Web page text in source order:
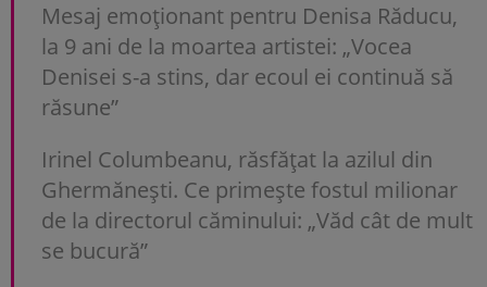
Mesaj emoționant pentru Denisa Răducu,
la 9 ani de la moartea artistei: „Vocea
Denisei s-a stins, dar ecoul ei continuă să
răsune”
Irinel Columbeanu, răsfățat la azilul din
Ghermănești. Ce primește fostul milionar
de la directorul căminului: „Văd cât de mult
se bucură”